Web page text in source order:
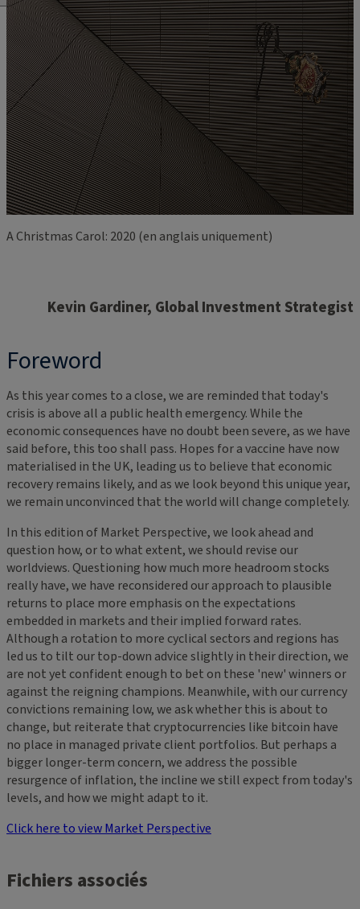
A Christmas Carol: 2020 (en anglais uniquement)
Kevin Gardiner, Global Investment Strategist
Foreword
As this year comes to a close, we are reminded that today's
crisis is above all a public health emergency. While the
economic consequences have no doubt been severe, as we have
said before, this too shall pass. Hopes for a vaccine have now
materialised in the UK, leading us to believe that economic
recovery remains likely, and as we look beyond this unique year,
we remain unconvinced that the world will change completely.
In this edition of Market Perspective, we look ahead and
question how, or to what extent, we should revise our
worldviews. Questioning how much more headroom stocks
really have, we have reconsidered our approach to plausible
returns to place more emphasis on the expectations
embedded in markets and their implied forward rates.
Although a rotation to more cyclical sectors and regions has
led us to tilt our top-down advice slightly in their direction, we
are not yet confident enough to bet on these 'new' winners or
against the reigning champions. Meanwhile, with our currency
convictions remaining low, we ask whether this is about to
change, but reiterate that cryptocurrencies like bitcoin have
no place in managed private client portfolios. But perhaps a
bigger longer-term concern, we address the possible
resurgence of inflation, the incline we still expect from today's
levels, and how we might adapt to it.
Click here to view Market Perspective
Fichiers associés